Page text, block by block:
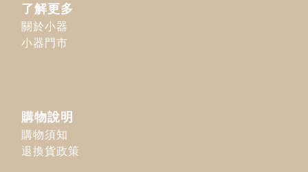
了解更多
關於小器
小器門市
購物說明
購物須知
退換貨政策